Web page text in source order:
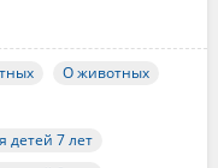
О животных
детей 7 лет